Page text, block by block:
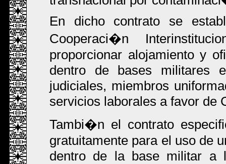
En dicho contrato se
Cooperaci�n
proporcionar alojamiento y
dentro de bases militares
judiciales, miembros
servicios laborales a favor de
Tambi�n el contrato
gratuitamente para el uso de
dentro de la base militar a